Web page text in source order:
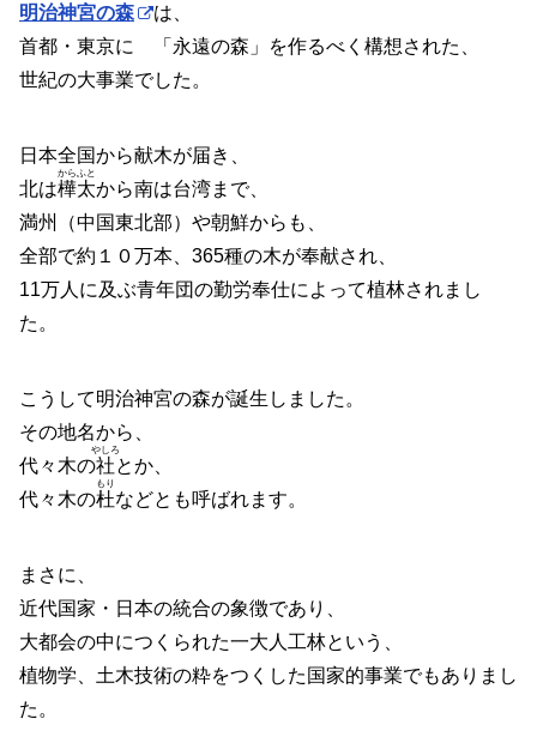
明治神宮の森
は、
首都・東京に 「永遠の森」を作るべく構想された、
世紀の大事業でした。
日本全国から献木が届き、
北は樺太
からふと
から南は台湾まで、
満州（中国東北部）や朝鮮からも、
全部で約１０万本、365種の木が奉献され、
11万人に及ぶ青年団の勤労奉仕によって植林されまし
た。
こうして明治神宮の森が誕生しました。
その地名から、
代々木の社
やしろ
とか、
代々木の杜
もり
などとも呼ばれます。
まさに、
近代国家・日本の統合の象徴であり、
大都会の中につくられた一大人工林という、
植物学、土木技術の粋をつくした国家的事業でもありまし
た。